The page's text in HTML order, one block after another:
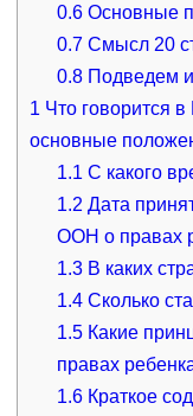
0.6 Основные
0.7 Смысл 20
0.8 Подведем
1 Что говорится
основные
1.1 С какого
1.2 Дата
ООН о правах
1.3 В каких
1.4 Сколько
1.5 Какие
правах
1.6 Краткое